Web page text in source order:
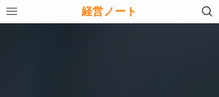
経営ノート